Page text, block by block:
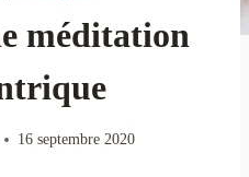
méditation
16 septembre 2020